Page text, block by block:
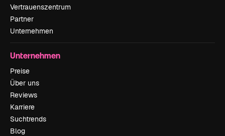
Vertrauenszentrum
Partner
Unternehmen
Unternehmen
Preise
Über uns
Reviews
Karriere
Suchtrends
Blog